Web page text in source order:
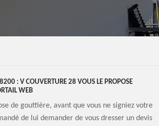
: V COUVERTURE 28 VOUS LE PROPOSE
WEB
de gouttière, avant que vous ne signiez votre
de lui demander de vous dresser un devis